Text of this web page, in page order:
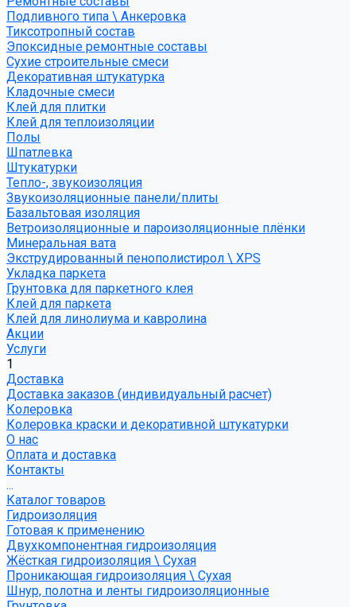
Подливного типа \ Анкеровка
Тиксотропный состав
Эпоксидные ремонтные составы
Сухие строительные смеси
Декоративная штукатурка
Кладочные смеси
Клей для плитки
Клей для теплоизоляции
Полы
Шпатлевка
Штукатурки
Тепло-, звукоизоляция
Звукоизоляционные панели/плиты
Базальтовая изоляция
Ветроизоляционные и пароизоляционные плёнки
Минеральная вата
Экструдированный пенополистирол \ XPS
Укладка паркета
Грунтовка для паркетного клея
Клей для паркета
Клей для линолиума и кавролина
Акции
Услуги
1
Доставка
Доставка заказов (индивидуальный расчет)
Колеровка
Колеровка краски и декоративной штукатурки
О нас
Оплата и доставка
Контакты
...
Каталог товаров
Гидроизоляция
Готовая к применению
Двухкомпонентная гидроизоляция
Жёсткая гидроизоляция \ Сухая
Проникающая гидроизоляция \ Сухая
Шнур, полотна и ленты гидроизоляционные